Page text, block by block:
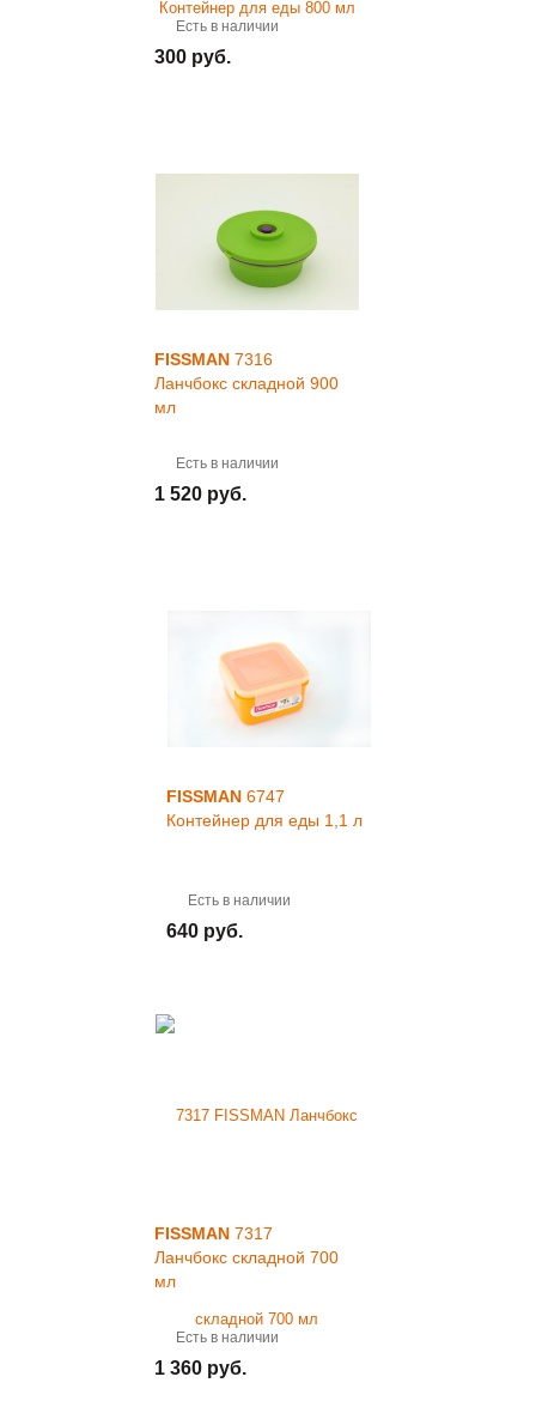
Есть в наличии
300 руб.
FISSMAN 7316
Ланчбокс складной 900
мл
Есть в наличии
1 520 руб.
FISSMAN 6747
Контейнер для еды 1,1 л
Есть в наличии
640 руб.
FISSMAN 7317
Ланчбокс складной 700
мл
Есть в наличии
1 360 руб.